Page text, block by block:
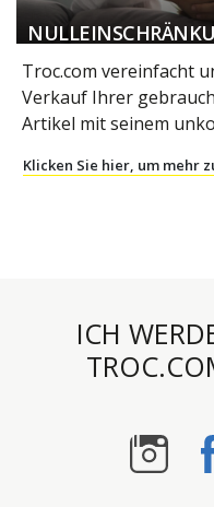
Troc.com vereinfacht
Verkauf Ihrer
Artikel mit seinem
Klicken Sie hier, um mehr
ICH